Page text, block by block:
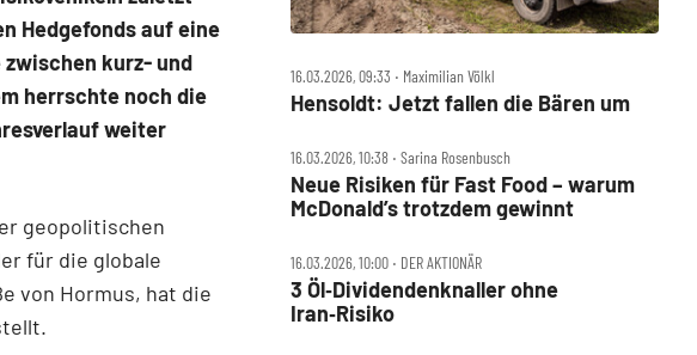
Hedgefonds auf eine
kurz- und
herrschte noch die
weiter
geopolitischen
für die globale
von Hormus, hat die
16.03.2026, 09:33 ‧ Maximilian Völkl
Hensoldt: Jetzt fallen die Bären um
16.03.2026, 10:38 ‧ Sarina Rosenbusch
Neue Risiken für Fast Food – warum
McDonald’s trotzdem gewinnt
16.03.2026, 10:00 ‧ DER AKTIONÄR
3 Öl‑Dividendenknaller ohne
Iran‑Risiko